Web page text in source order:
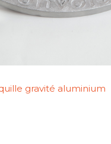
gravité aluminium